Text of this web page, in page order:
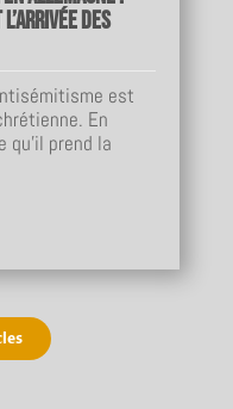
des
est
En
qu'il prend la